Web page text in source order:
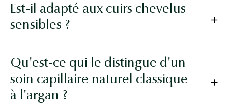
Est-il adapté aux cuirs chevelus
sensibles ?
Qu'est-ce qui le distingue d'un
soin capillaire naturel classique
à l'argan ?